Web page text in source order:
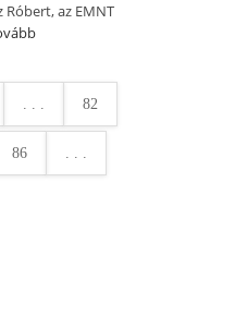
az EMNT
. . . 82
86 . . .